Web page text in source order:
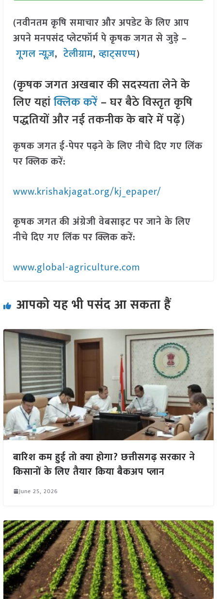
(नवीनतम कृषि समाचार और अपडेट के लिए आप
अपने मनपसंद प्लेटफॉर्म पे कृषक जगत से जुड़े –
गूगल न्यूज़,टेलीग्राम,व्हाट्सएप्प)
(कृषक जगत अखबार की सदस्यता लेने के
लिए यहांक्लिक करें– घर बैठे विस्तृत कृषि
पद्धतियों और नई तकनीक के बारे में पढ़ें)
कृषक जगत ई-पेपर पढ़ने के लिए नीचे दिए गए लिंक
पर क्लिक करें:
www.krishakjagat.org/kj_epaper/
कृषक जगत की अंग्रेजी वेबसाइट पर जाने के लिए
नीचे दिए गए लिंक पर क्लिक करें:
www.global-agriculture.com
आपको यह भी पसंद आ सकता हैं
बारिश कम हुई तो क्या होगा? छत्तीसगढ़ सरकार ने
किसानों के लिए तैयार किया बैकअप प्लान
June 25, 2026